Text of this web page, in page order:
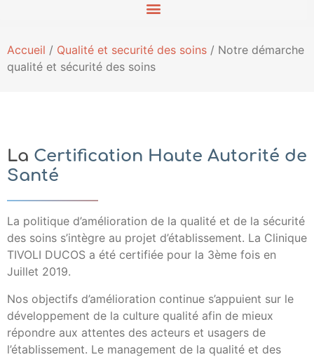
Accueil / Qualité et securité des soins / Notre démarche
qualité et sécurité des soins
La Certification Haute Autorité de
Santé
La politique d’amélioration de la qualité et de la sécurité
des soins s’intègre au projet d’établissement. La Clinique
TIVOLI DUCOS a été certifiée pour la 3ème fois en
Juillet 2019.
Nos objectifs d’amélioration continue s’appuient sur le
développement de la culture qualité afin de mieux
répondre aux attentes des acteurs et usagers de
l’établissement. Le management de la qualité et des